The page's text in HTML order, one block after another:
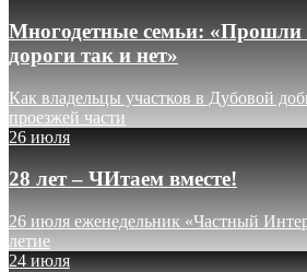
Многодетные семьи: «Прошли
дороги так и нет»
Как владельцы участков в Дубовой
проезжей части
26 июля
28 лет – ЧИтаем вместе!
26 июля еженедельник «Частный
летие
24 июля